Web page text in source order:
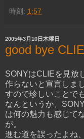
時刻: 1:57
2005年3月10日木曜日
good bye
SONYはCLIEを見放
作らないと宣言しま
すので珍しいことで
なんというか、
は何の魅力も感じて
が。
進む道を誤ったよね